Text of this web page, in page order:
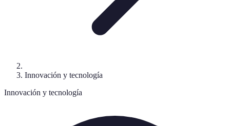
Innovación y tecnología
Innovación y tecnología